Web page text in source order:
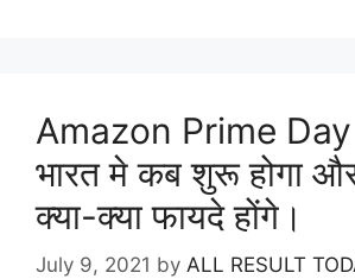
Amazon Prime
भारत मे कब शुरू होगा
क्या-क्या फायदे होंगे।
July 9, 2021 by ALL RESULT